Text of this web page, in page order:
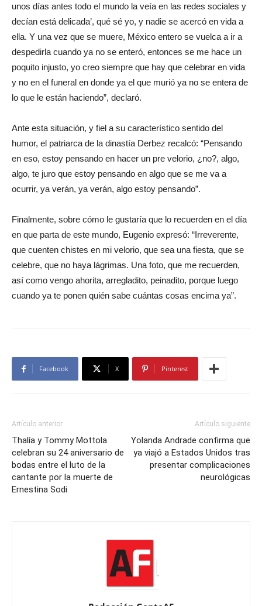
unos días antes todo el mundo la veía en las redes sociales y
decían está delicada’, qué sé yo, y nadie se acercó en vida a
ella. Y una vez que se muere, México entero se vuelca a ir a
despedirla cuando ya no se enteró, entonces se me hace un
poquito injusto, yo creo siempre que hay que celebrar en vida
y no en el funeral en donde ya el que murió ya no se entera de
lo que le están haciendo”, declaró.
Ante esta situación, y fiel a su característico sentido del
humor, el patriarca de la dinastía Derbez recalcó: “Pensando
en eso, estoy pensando en hacer un pre velorio, ¿no?, algo,
algo, te juro que estoy pensando en algo que se me va a
ocurrir, ya verán, ya verán, algo estoy pensando”.
Finalmente, sobre cómo le gustaría que lo recuerden en el día
en que parta de este mundo, Eugenio expresó: “Irreverente,
que cuenten chistes en mi velorio, que sea una fiesta, que se
celebre, que no haya lágrimas. Una foto, que me recuerden,
así como vengo ahorita, arregladito, peinadito, porque luego
cuando ya te ponen quién sabe cuántas cosas encima ya”.
Facebook X Pinterest
Artículo anterior
Thalía y Tommy Mottola
celebran su 24 aniversario de
bodas entre el luto de la
cantante por la muerte de
Ernestina Sodi
Artículo siguiente
Yolanda Andrade confirma que
ya viajó a Estados Unidos tras
presentar complicaciones
neurológicas